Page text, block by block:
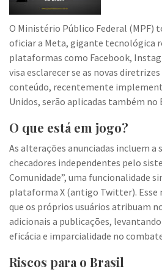
O Ministério Público Federal (MPF)
oficiar a Meta, gigante tecnológica
plataformas como Facebook,
visa esclarecer se as novas
conteúdo, recentemente
Unidos, serão aplicadas também no
O que está em jogo?
As alterações anunciadas incluem a
checadores independentes pelo
Comunidade”, uma funcionalidade
plataforma X (antigo Twitter). Esse
que os próprios usuários atribuam
adicionais a publicações,
eficácia e imparcialidade no
Riscos para o Brasil